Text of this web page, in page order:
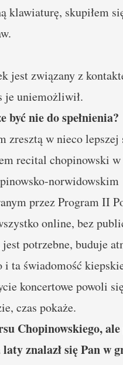
klawiaturę, skupiłem
jest związany z
je uniemożliwił.
być nie do spełnienia?
zresztą w nieco
recital chopinowski
norwidowskim
przez Program II
online, bez
potrzebne, buduje
i ta świadomość
koncertowe powoli
czas pokaże.
Chopinowskiego,
znalazł się Pan w